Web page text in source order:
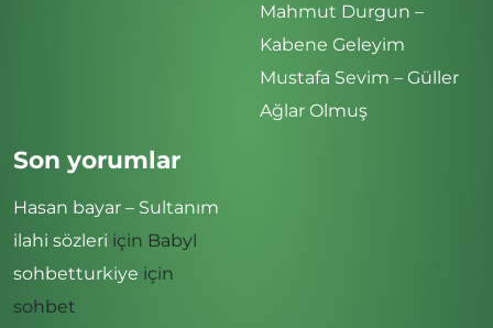
Mahmut Durgun –
Kabene Geleyim
Mustafa Sevim – Güller
Ağlar Olmuş
Son yorumlar
Hasan bayar – Sultanım
ilahi sözleri için Babyl
sohbetturkiye için
sohbet